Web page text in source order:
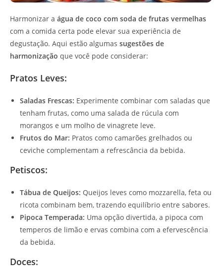
Harmonizar a água de coco com soda de frutas vermelhas
com a comida certa pode elevar sua experiência de
degustação. Aqui estão algumas sugestões de
harmonização que você pode considerar:
Pratos Leves:
Saladas Frescas: Experimente combinar com saladas que
tenham frutas, como uma salada de rúcula com
morangos e um molho de vinagrete leve.
Frutos do Mar: Pratos como camarões grelhados ou
ceviche complementam a refrescância da bebida.
Petiscos:
Tábua de Queijos: Queijos leves como mozzarella, feta ou
ricota combinam bem, trazendo equilíbrio entre sabores.
Pipoca Temperada: Uma opção divertida, a pipoca com
temperos de limão e ervas combina com a efervescência
da bebida.
Doces: